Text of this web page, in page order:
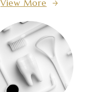
View More